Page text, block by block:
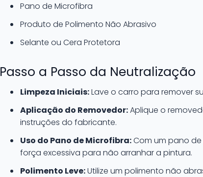
Pano de Microfibra
Produto de Polimento Não Abrasivo
Selante ou Cera Protetora
Passo a Passo da Neutralização
Limpeza Iniciais:Lave o carro para remover
Aplicação do Removedor:Aplique o
instruções do fabricante.
Uso do Pano de Microfibra:Com um pano
força excessiva para não arranhar a pintura.
Polimento Leve:Utilize um polimento não